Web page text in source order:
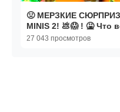
🤢 МЕРЗКИЕ СЮРПРИЗЫ от Zuru Mega
MINIS 2! 💩😱 ! 🤮 Что
съел МОЗГИ?!
27 043 просмотров